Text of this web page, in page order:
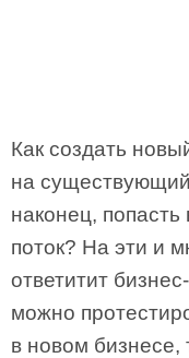
Как создать
на
наконец,
поток? На эти и
ответитит
можно
в новом